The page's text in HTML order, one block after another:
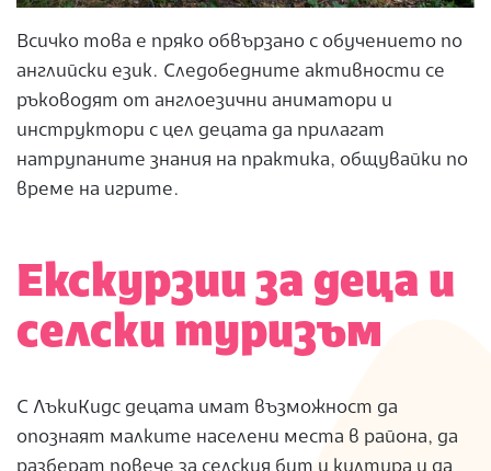
Всичко това е пряко обвързано с обучението по
английски език. Следобедните активности се
ръководят от англоезични аниматори и
инструктори с цел децата да прилагат
натрупаните знания на практика, общувайки по
време на игрите.
Екскурзии за деца и
селски туризъм
С ЛъкиКидс децата имат възможност да
опознаят малките населени места в района, да